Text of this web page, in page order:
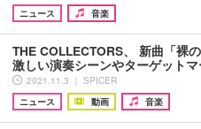
ニュース
音楽
THE COLLECTORS、 新曲「裸
激しい演奏シーンやターゲット
2021.11.3 ｜ SPICER
ニュース
動画 音楽